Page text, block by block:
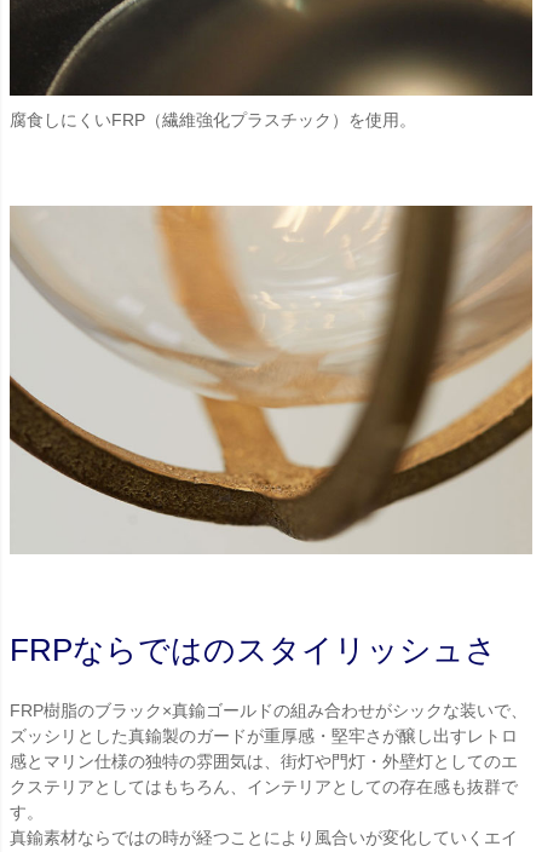
腐食しにくいFRP（繊維強化プラスチック）を使用。
FRPならではのスタイリッシュさ
FRP樹脂のブラック×真鍮ゴールドの組み合わせがシックな装いで、
ズッシリとした真鍮製のガードが重厚感・堅牢さが醸し出すレトロ
感とマリン仕様の独特の雰囲気は、街灯や門灯・外壁灯としてのエ
クステリアとしてはもちろん、インテリアとしての存在感も抜群で
す。
真鍮素材ならではの時が経つことにより風合いが変化していくエイ